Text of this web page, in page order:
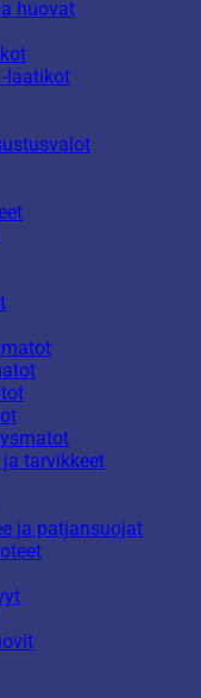
huovat
laatikot
tarvikkeet
ja patjansuojat